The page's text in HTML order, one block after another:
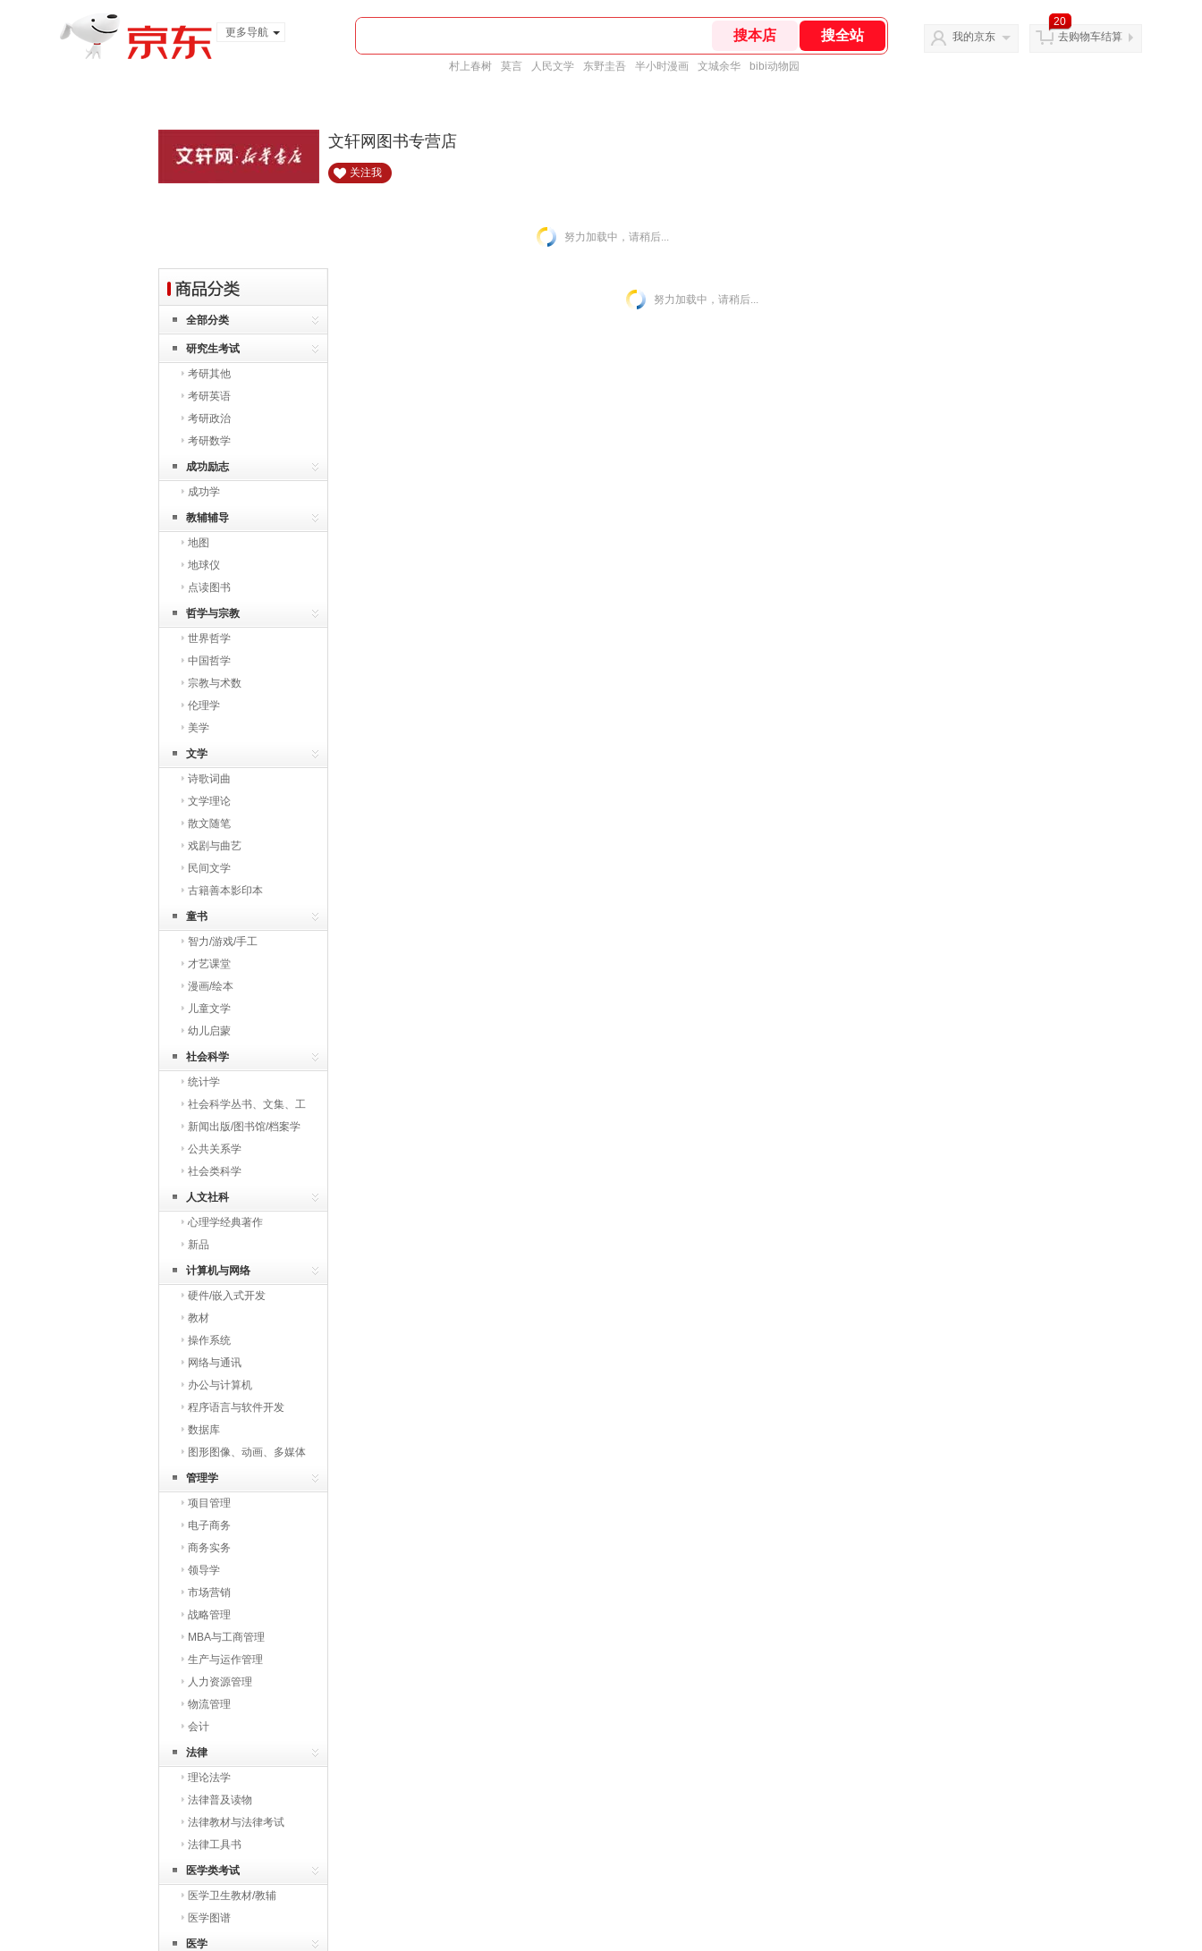
更多导航
村上春树 莫言 人民文学 东野圭吾 半小时漫画 文城余华 bibi动物园
我的京东
20
去购物车结算
文轩网图书专营店
关注我
努力加载中，请稍后...
全部分类
研究生考试
考研其他
考研英语
考研政治
考研数学
成功励志
成功学
教辅辅导
地图
地球仪
点读图书
哲学与宗教
世界哲学
中国哲学
宗教与术数
伦理学
美学
文学
诗歌词曲
文学理论
散文随笔
戏剧与曲艺
民间文学
古籍善本影印本
童书
智力/游戏/手工
才艺课堂
漫画/绘本
儿童文学
幼儿启蒙
社会科学
统计学
社会科学丛书、文集、工
具书
新闻出版/图书馆/档案学
公共关系学
社会类科学
人文社科
心理学经典著作
新品
计算机与网络
硬件/嵌入式开发
教材
操作系统
网络与通讯
办公与计算机
程序语言与软件开发
数据库
图形图像、动画、多媒体
与网页开发
管理学
项目管理
电子商务
商务实务
领导学
市场营销
战略管理
MBA与工商管理
生产与运作管理
人力资源管理
物流管理
会计
法律
理论法学
法律普及读物
法律教材与法律考试
法律工具书
医学类考试
医学卫生教材/教辅
医学图谱
医学
努力加载中，请稍后...